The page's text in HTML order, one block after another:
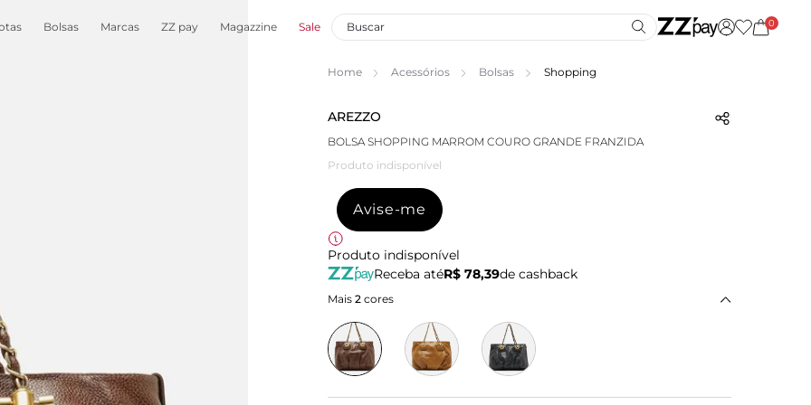
Bolsas Marcas ZZ pay Magazzine Sale 0
Home Acessórios Bolsas Shopping
AREZZO
BOLSA SHOPPING MARROM COURO GRANDE FRANZIDA
Produto indisponível
Avise-me
Produto indisponível
Receba atéR$ 78,39de cashback
Mais 2 cores